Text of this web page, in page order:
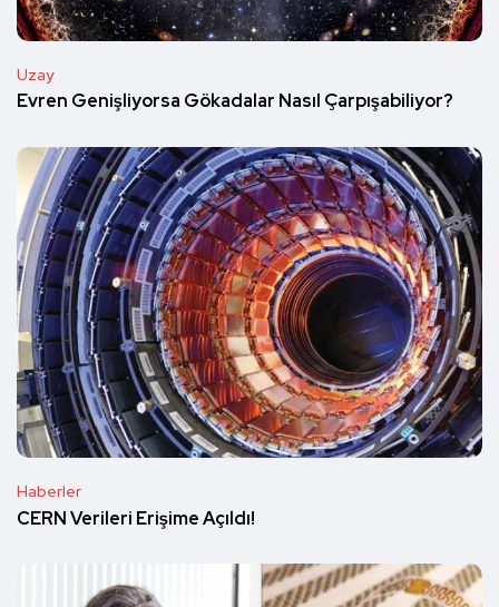
Uzay
Evren Genişliyorsa Gökadalar Nasıl Çarpışabiliyor?
Haberler
CERN Verileri Erişime Açıldı!